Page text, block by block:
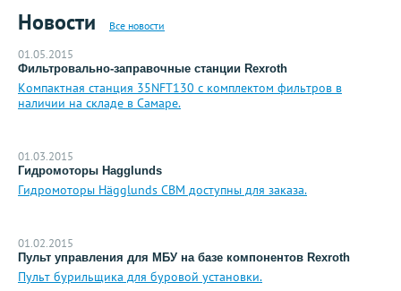
Новости Все новости
01.05.2015
Фильтровально-заправочные станции Rexroth
Компактная станция 35NFT130 с комплектом фильтров в
наличии на складе в Самаре.
01.03.2015
Гидромоторы Hagglunds
Гидромоторы Hägglunds CBM доступны для заказа.
01.02.2015
Пульт управления для МБУ на базе компонентов Rexroth
Пульт бурильщика для буровой установки.